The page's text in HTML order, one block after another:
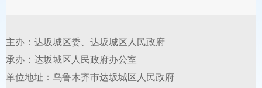
主办：达坂城区委、达坂城区人民政府
承办：达坂城区人民政府办公室
单位地址：乌鲁木齐市达坂城区人民政府